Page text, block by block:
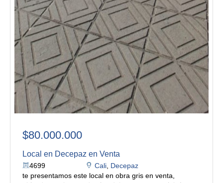
$80.000.000
Local en Decepaz en Venta
4699 Cali Decepaz
te presentamos este local en obra gris en venta,